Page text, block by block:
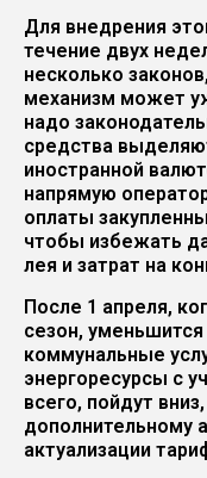
Для внедрения
течение двух
несколько
механизм может
надо
средства
иностранной
напрямую
оплаты
чтобы избежать
лея и затрат на
После 1 апреля,
сезон, уменьшится
коммунальные
энергоресурсы с
всего, пойдут
дополнительному
актуализации